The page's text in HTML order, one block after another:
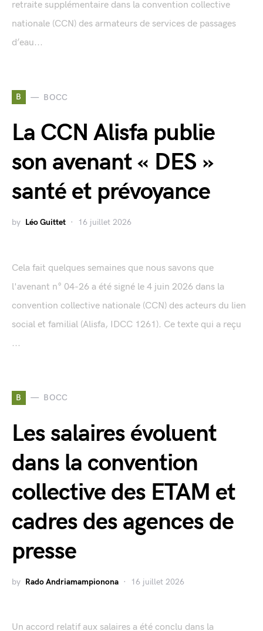
retraite supplémentaire dans la convention collective
nationale (CCN) des armateurs de services de passages
d’eau...
B BOCC
La CCN Alisfa publie
son avenant « DES »
santé et prévoyance
by Léo Guittet 16 juillet 2026
Cela fait quelques semaines que nous savons que
l'avenant n° 04-26 a été signé le 4 juin 2026 dans la
convention collective nationale (CCN) des acteurs du lien
social et familial (Alisfa, IDCC 1261). Ce texte qui a reçu
...
B BOCC
Les salaires évoluent
dans la convention
collective des ETAM et
cadres des agences de
presse
by Rado Andriamampionona 16 juillet 2026
Un accord relatif aux salaires a été conclu dans la